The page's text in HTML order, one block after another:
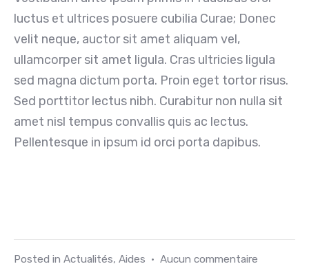
luctus et ultrices posuere cubilia Curae; Donec
velit neque, auctor sit amet aliquam vel,
ullamcorper sit amet ligula. Cras ultricies ligula
sed magna dictum porta. Proin eget tortor risus.
Sed porttitor lectus nibh. Curabitur non nulla sit
amet nisl tempus convallis quis ac lectus.
Pellentesque in ipsum id orci porta dapibus.
Posted in Actualités, Aides • Aucun commentaire